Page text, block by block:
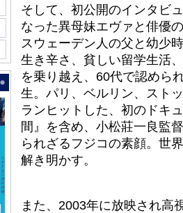
そして、初公開のインタビ
なった異母妹エヴァと俳優
スウェーデン人の父と幼少
生き辛さ、貧しい留学生活
を乗り越え、60代で認めら
生。パリ、ベルリン、スト
ランヒットした、初のドキ
間』を含め、小松莊一良監
られざるフジコの素顔。世
解き明かす。
また、2003年に放映され高